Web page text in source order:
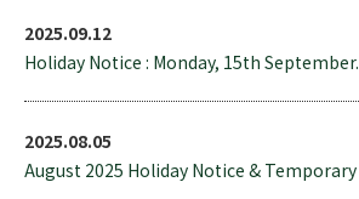
2025.09.12
Holiday Notice : Monday, 15th
2025.08.05
August 2025 Holiday Notice &